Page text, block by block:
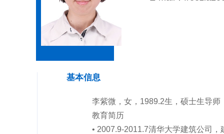
基本信息
李紫微，女，1989.2生，硕士生导师
教育简历
• 2007.9-2011.7清华大学建筑公司，